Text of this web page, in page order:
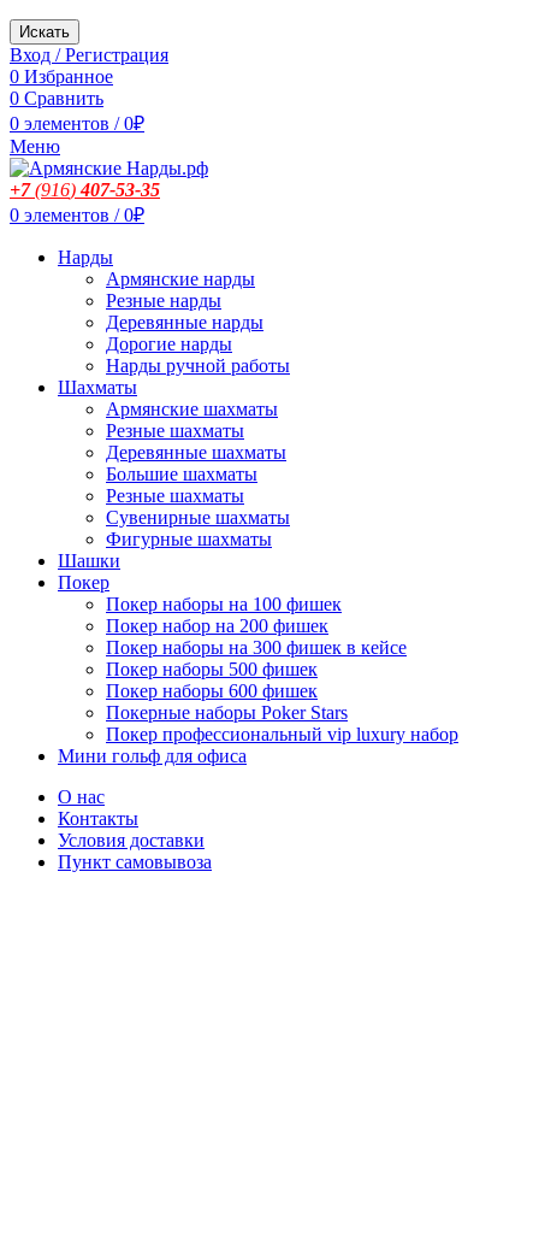
Искать
Вход / Регистрация
0 Избранное
0 Сравнить
0 элементов / 0₽
Меню
+7(916)407-53-35
0 элементов / 0₽
Нарды
Армянские нарды
Резные нарды
Деревянные нарды
Дорогие нарды
Нарды ручной работы
Шахматы
Армянские шахматы
Резные шахматы
Деревянные шахматы
Большие шахматы
Резные шахматы
Сувенирные шахматы
Фигурные шахматы
Шашки
Покер
Покер наборы на 100 фишек
Покер набор на 200 фишек
Покер наборы на 300 фишек в кейсе
Покер наборы 500 фишек
Покер наборы 600 фишек
Покерные наборы Poker Stars
Покер профессиональный vip luxury набор
Мини гольф для офиса
О нас
Контакты
Условия доставки
Пункт самовывоза